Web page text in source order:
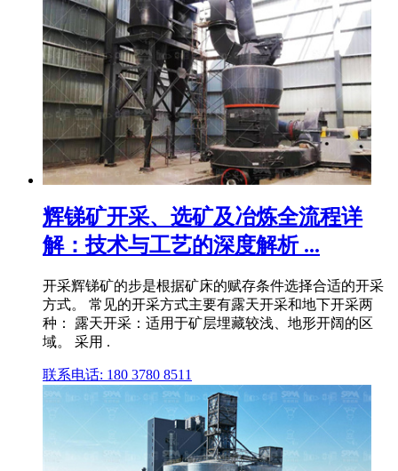
辉锑矿开采、选矿及冶炼全流程详
解：技术与工艺的深度解析 ...
开采辉锑矿的步是根据矿床的赋存条件选择合适的开采
方式。 常见的开采方式主要有露天开采和地下开采两
种： 露天开采：适用于矿层埋藏较浅、地形开阔的区
域。 采用 .
联系电话: 180 3780 8511